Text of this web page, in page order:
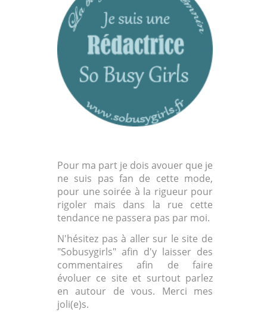
Pour ma part je dois avouer que je
ne suis pas fan de cette mode,
pour une soirée à la rigueur pour
rigoler mais dans la rue cette
tendance ne passera pas par moi.
N'hésitez pas à aller sur le site de
"Sobusygirls" afin d'y laisser des
commentaires afin de faire
évoluer ce site et surtout parlez
en autour de vous. Merci mes
joli(e)s.